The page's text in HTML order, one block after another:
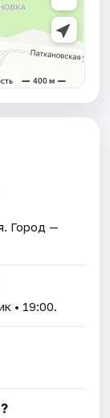
. Город —
• 19:00.